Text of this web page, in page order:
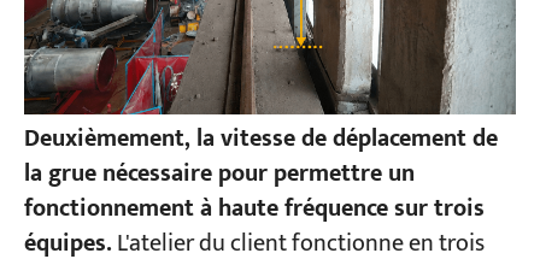
Deuxièmement, la vitesse de déplacement de
la grue nécessaire pour permettre un
fonctionnement à haute fréquence sur trois
équipes.L'atelier du client fonctionne en trois